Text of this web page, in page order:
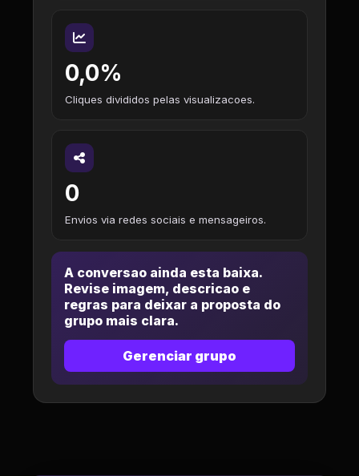
0,0%
Cliques divididos pelas visualizacoes.
0
Envios via redes sociais e mensageiros.
A conversao ainda esta baixa.
Revise imagem, descricao e
regras para deixar a proposta do
grupo mais clara.
Gerenciar grupo